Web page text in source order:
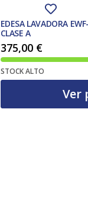
EDESA LAVADORA
CLASE A
375,00 €
STOCK ALTO
Ver